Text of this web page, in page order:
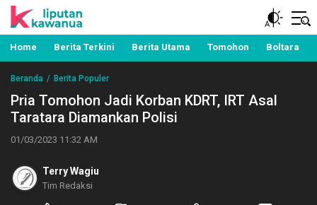
Liputan Kawanua
Berita Manado, Sulawesi Utara, Kawanua, Politik,
Pemerintahan, Hukum Kriminal dan Nasional
Home Berita Terkini Berita Utama Tomohon Boltara
Beranda Berita Populer
Pria Tomohon Jadi Korban KDRT, IRT Asal
Taratara Diamankan Polisi
01/03/2023 11:32 AM
Terry Wagiu
Tim Redaksi